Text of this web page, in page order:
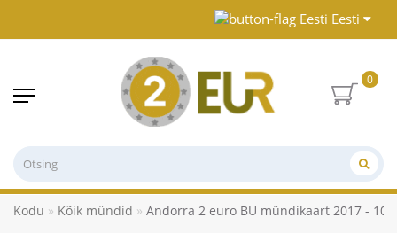
Eesti
0
Kodu Kõik mündid Andorra 2 euro BU mündikaart 2017 -